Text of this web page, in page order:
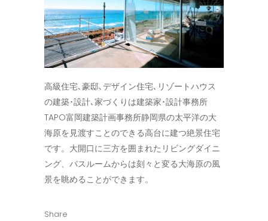
高級住宅､豪邸､デザイン住宅､リゾートハウス
の建築･設計､家づくりは建築家･設計事務所
TAPO富岡建築計画事務所静岡県の太平洋の大
海原を見渡すことのできる高台に建つ絶景住宅
です。大開口に三方を囲まれたリビングダイニ
ング、バスルームからは刻々と変る大海原の風
景を眺めることができます。
Share